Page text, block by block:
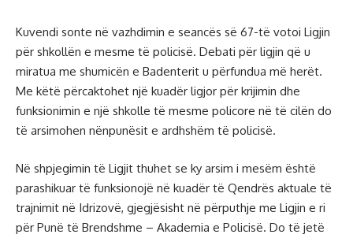
Kuvendi sonte në vazhdimin e seancës së 67-të votoi Ligjin
për shkollën e mesme të policisë. Debati për ligjin që u
miratua me shumicën e Badenterit u përfundua më herët.
Me këtë përcaktohet një kuadër ligjor për krijimin dhe
funksionimin e një shkolle të mesme policore në të cilën do
të arsimohen nënpunësit e ardhshëm të policisë.
Në shpjegimin të Ligjit thuhet se ky arsim i mesëm është
parashikuar të funksionojë në kuadër të Qendrës aktuale të
trajnimit në Idrizovë, gjegjësisht në përputhje me Ligjin e ri
për Punë të Brendshme – Akademia e Policisë. Do të jetë